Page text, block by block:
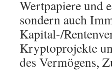
Wertpapiere und
sondern auch
Kapital-/
Kryptoprojekte
des Vermögens,